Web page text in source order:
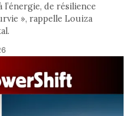
l’énergie, de résilience
», rappelle Louiza